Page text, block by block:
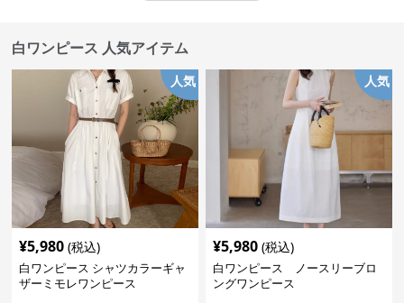
白ワンピース 人気アイテム
人気
¥5,980 (税込)
白ワンピース シャツカラーギャ
ザーミモレワンピース
人気
¥5,980 (税込)
白ワンピース ノースリーブロ
ングワンピース